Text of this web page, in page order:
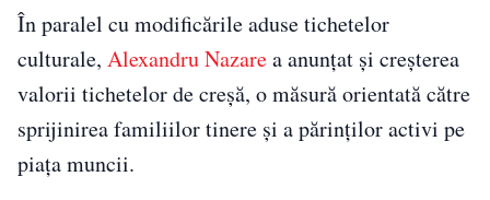
În paralel cu modificările aduse tichetelor
culturale, Alexandru Nazarea anunțat și creșterea
valorii tichetelor de creșă, o măsură orientată către
sprijinirea familiilor tinere și a părinților activi pe
piața muncii.